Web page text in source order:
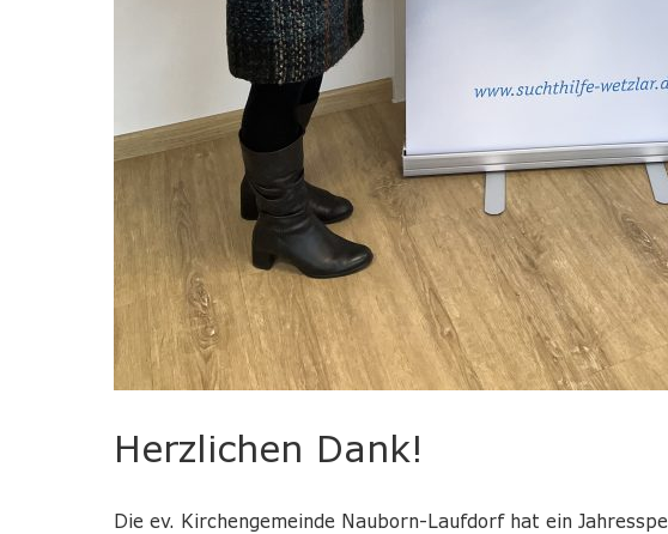
Herzlichen Dank!
Die ev. Kirchengemeinde Nauborn-Laufdorf hat ein